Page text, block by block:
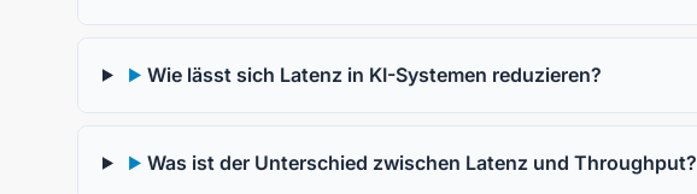
▶ Wie lässt sich Latenz in KI-Systemen reduzieren?
▶ Was ist der Unterschied zwischen Latenz und Throughput?